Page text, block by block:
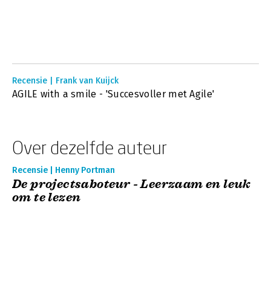
Recensie | Frank van Kuijck
AGILE with a smile - 'Succesvoller met Agile'
Over dezelfde auteur
Recensie | Henny Portman
De projectsaboteur - Leerzaam en leuk
om te lezen